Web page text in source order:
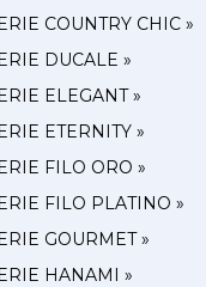
COUNTRY CHIC »
DUCALE »
ELEGANT »
ETERNITY »
FILO ORO »
FILO PLATINO »
GOURMET »
HANAMI »